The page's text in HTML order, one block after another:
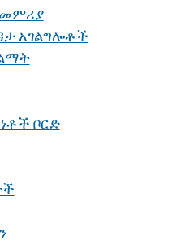
አገልግሎቶች
ቦርድ